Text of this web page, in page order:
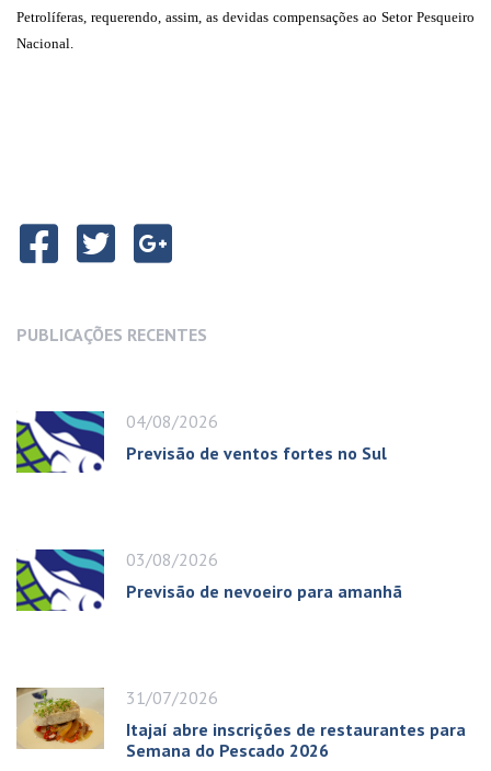
Petrolíferas, requerendo, assim, as devidas compensações ao Setor Pesqueiro
Nacional.
PUBLICAÇÕES RECENTES
04/08/2026
Previsão de ventos fortes no Sul
03/08/2026
Previsão de nevoeiro para amanhã
31/07/2026
Itajaí abre inscrições de restaurantes para
Semana do Pescado 2026